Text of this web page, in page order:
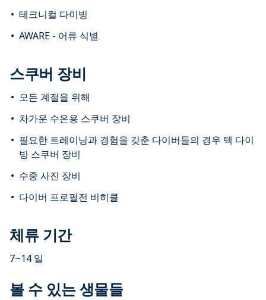
테크니컬 다이빙
AWARE - 어류 식별
스쿠버 장비
모든 계절을 위해
차가운 수온용 스쿠버 장비
필요한 트레이닝과 경험을 갖춘 다이버들의 경우 텍 다이
빙 스쿠버 장비
수중 사진 장비
다이버 프로펄전 비히클
체류 기간
7~14 일
볼 수 있는 생물들